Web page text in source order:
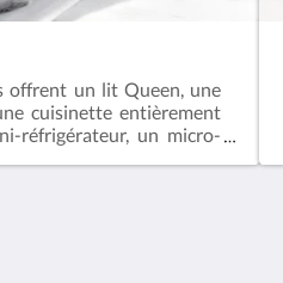
offrent un lit Queen, une
cuisinette entièrement
réfrigérateur, un micro-